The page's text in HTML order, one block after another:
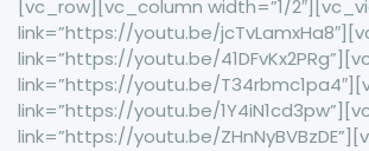
[vc_row][vc_column width=”1/
link=”https://youtu.be/
link=”https://youtu.be/
link=”https://youtu.be/
link=”https://youtu.be/
link=”https://youtu.be/